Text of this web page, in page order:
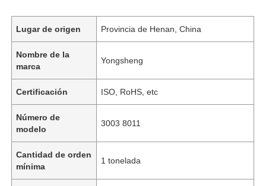
Lugar de origen Provincia de Henan, China
Nombre de la
marca
Yongsheng
Certificación ISO, RoHS, etc
Número de
modelo
3003 8011
Cantidad de orden
mínima
1 tonelada